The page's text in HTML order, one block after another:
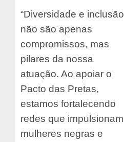
“Diversidade e inclusão
não são apenas
compromissos, mas
pilares da nossa
atuação. Ao apoiar o
Pacto das Pretas,
estamos fortalecendo
redes que impulsionam
mulheres negras e